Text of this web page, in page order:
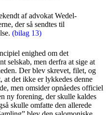
af advokat Wedel-
der så sendtes til
(bilag 13)
enighed om det
selskab, men derfra at sige at
Der blev skrevet, filet, og
at det ikke er lykkedes denne
men omsider opnåedes officiel
ny forening, der skulle kaldes
skulle omfatte den allerede